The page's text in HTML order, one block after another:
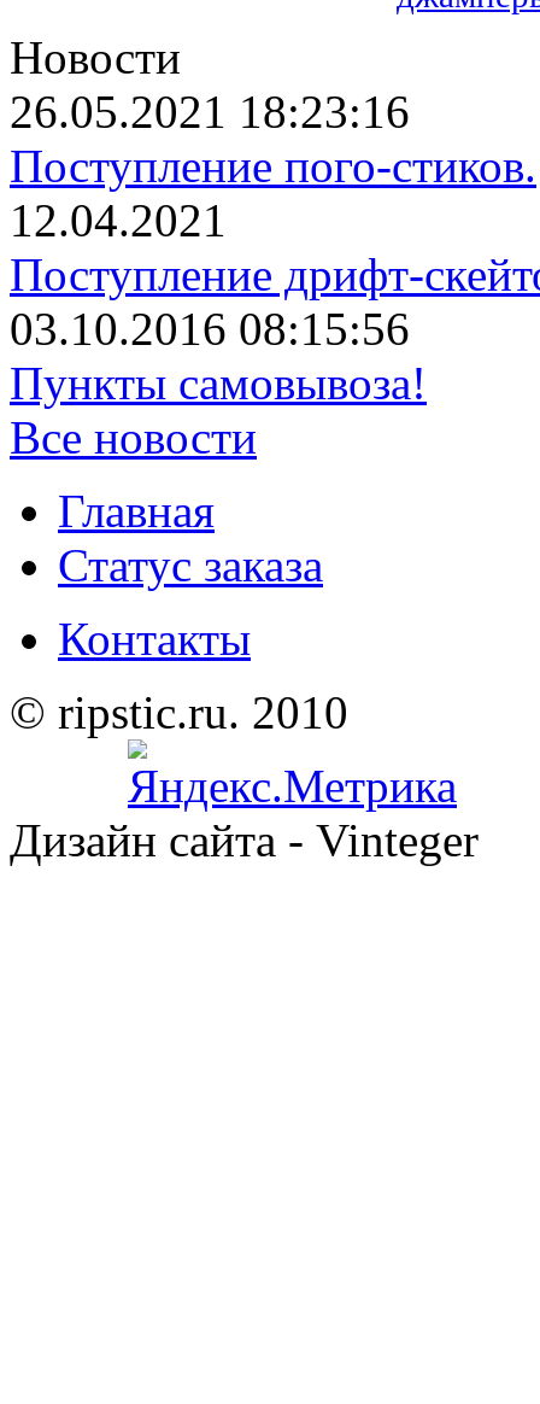
Новости
26.05.2021 18:23:16
Поступление пого-стиков.
12.04.2021
Поступление дрифт-
03.10.2016 08:15:56
Пункты самовывоза!
Все новости
Главная
Статус заказа
Контакты
© ripstic.ru. 2010
Дизайн сайта - Vinteger